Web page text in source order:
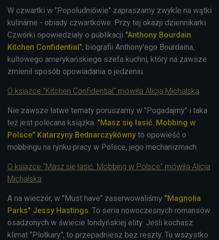
W czwartki w "Popołudniówie" zapraszamy zwykle na wątki
kulinarne - obiady czwartkowe. Przy tej okazji dziennikarki
Czwórki opowiedziały o publikacji "Anthony Bourdain
Kitchen Confidential", biografii Anthony'ego Bourdaina,
kultowego amerykańskiego szefa kuchni, który na zawsze
zmienił sposób opowiadania o jedzeniu.
O książce "Kitchen Confidential" mówiła Alicja Michalska
Nie zawsze łatwe tematy poruszamy w "Pogadajmy" i taka
też jest polecana książka. "Masz się łasić. Mobbing w
Polsce" Katarzyny Bednarczykówny to opowieść o
mobbingu na rynku pracy w Polsce, jego mechanizmach.
O książce "Masz się łasić. Mobbing w Polsce" mówiła Alicja
Michalska
A na wieczór, w "Must have" zaserwowaliśmy "Magnolia
Parks" Jessy Hastings. To seria nowoczesnych romansów
osadzonych w świecie londyńskiej elity. Jeśli kochasz
klimat "Plotkary", to przepadniesz bez reszty. Tu wszystko